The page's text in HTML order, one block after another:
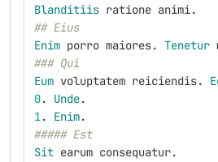
Blanditiis ratione animi.
## Eius
Enim porro maiores. Tenetur
### Qui
Eum voluptatem reiciendis.
0. Unde.
1. Enim.
##### Est
Sit earum consequatur.